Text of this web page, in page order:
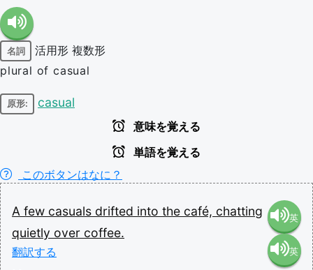
名詞 活用形 複数形
plural of casual
原形: casual
意味を覚える
単語を覚える
このボタンはなに？
A few casuals drifted into the café, chatting
quietly over coffee.
翻訳する
英
語（米
英